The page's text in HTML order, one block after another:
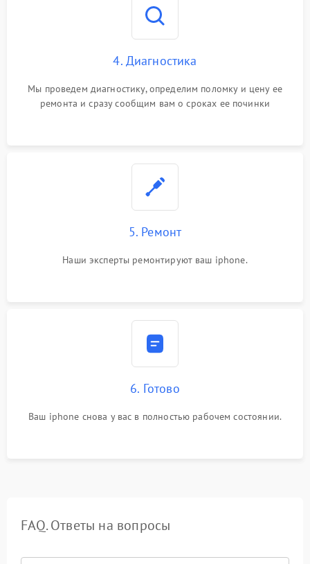
4. Диагностика
Мы проведем диагностику, определим поломку и цену ее
ремонта и сразу сообщим вам о сроках ее починки
5. Ремонт
Наши эксперты ремонтируют ваш iphone.
6. Готово
Ваш iphone снова у вас в полностью рабочем состоянии.
FAQ. Ответы на вопросы